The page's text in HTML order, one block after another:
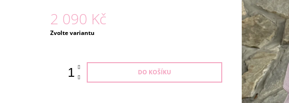
2 090 Kč
Měrná
Zvolte variantu
DO KOŠÍKU